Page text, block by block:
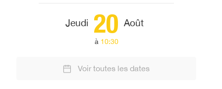
Jeudi 20 Août
à 10:30
Voir toutes les dates